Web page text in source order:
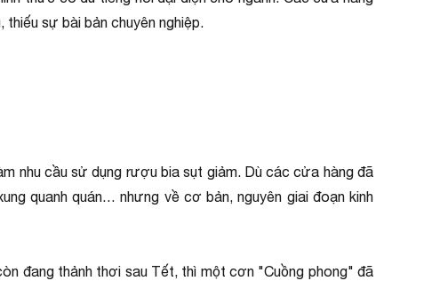
sự bài bản chuyên nghiệp.
nhu cầu sử dụng rượu bia sụt giảm. Dù các cửa hàng đã
quanh quán… nhưng về cơ bản, nguyên giai đoạn kinh
đang thảnh thơi sau Tết, thì một cơn "Cuồng phong" đã